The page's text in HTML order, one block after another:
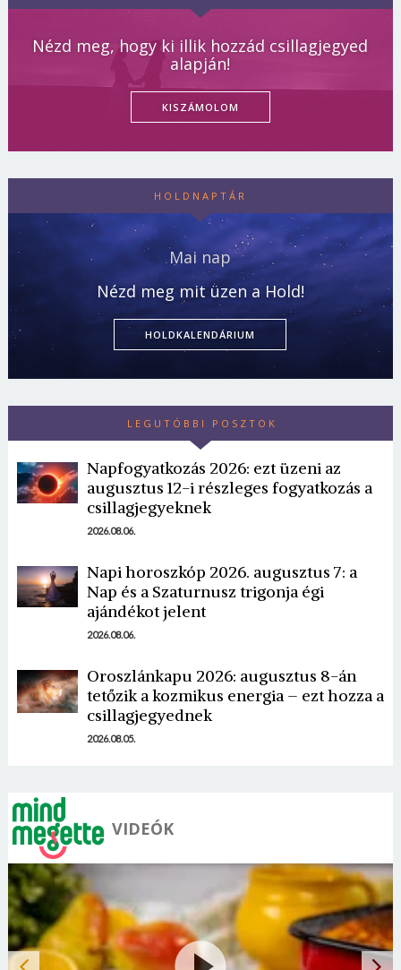
Nézd meg, hogy ki illik hozzád csillagjegyed
alapján!
KISZÁMOLOM
HOLDNAPTÁR
Mai nap
Nézd meg mit üzen a Hold!
HOLDKALENDÁRIUM
LEGUTÓBBI POSZTOK
Napfogyatkozás 2026: ezt üzeni az
augusztus 12-i részleges fogyatkozás a
csillagjegyeknek
2026.08.06.
Napi horoszkóp 2026. augusztus 7: a
Nap és a Szaturnusz trigonja égi
ajándékot jelent
2026.08.06.
Oroszlánkapu 2026: augusztus 8-án
tetőzik a kozmikus energia – ezt hozza a
csillagjegyednek
2026.08.05.
VIDEÓK
Borsonline bejelentkezés
Jelszó